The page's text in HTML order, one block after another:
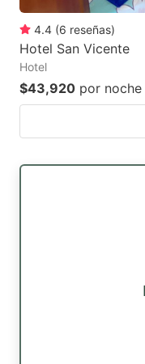
4.4 (6 reseñas)
Hotel San Vicente
Hotel
$43,920 por noche